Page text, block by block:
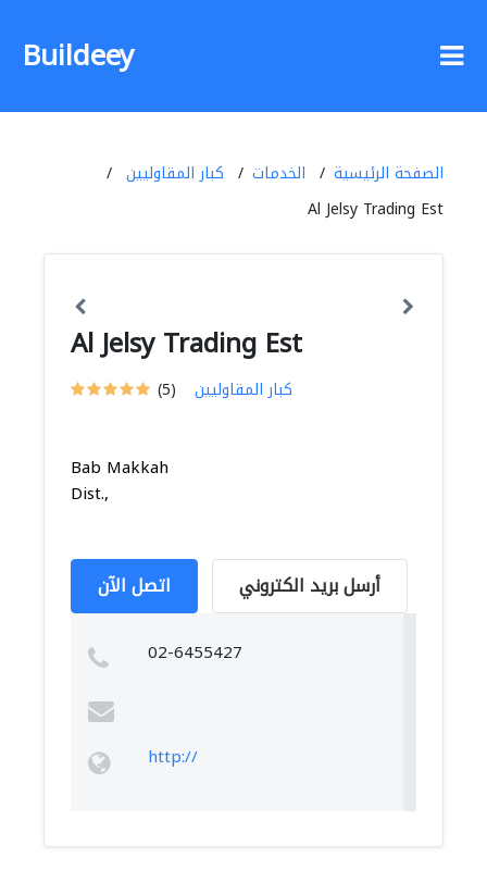
Buildeey
الصفحة الرئيسية الخدمات
كبار المقاوليين
Al Jelsy Trading Est
Al Jelsy Trading Est
(5) كبار المقاوليين
Bab Makkah
Dist.,
اتصل الآن أرسل بريد الكتروني
02-6455427
http://